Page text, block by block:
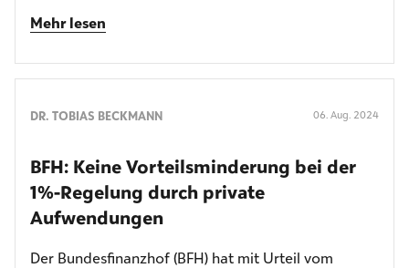
Mehr lesen
DR. TOBIAS BECKMANN 06. Aug. 2024
BFH: Keine Vorteilsminderung bei der
1%-Regelung durch private
Aufwendungen
Der Bundesfinanzhof (BFH) hat mit Urteil vom